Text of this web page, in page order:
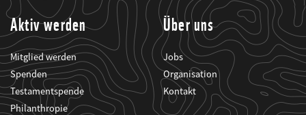
Aktiv werden
Mitglied werden
Spenden
Testamentspende
Philanthropie
Über uns
Jobs
Organisation
Kontakt